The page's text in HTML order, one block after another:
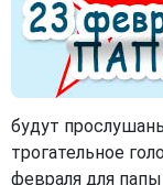
будут
трогательное
февраля для